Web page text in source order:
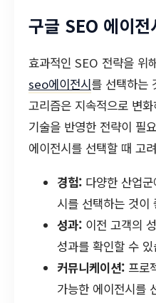
구글 SEO 에이전
효과적인 SEO 전략을 위
seo에이전시를 선택하는
고리즘은 지속적으로 변
기술을 반영한 전략이 필
에이전시를 선택할 때 고
경험: 다양한 산업
시를 선택하는 것이
성과: 이전 고객의
성과를 확인할 수
커뮤니케이션: 프로
가능한 에이전시를